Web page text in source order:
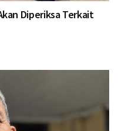
Diperiksa Terkait